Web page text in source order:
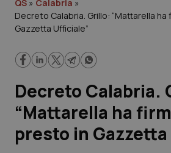
Governo e Parlamento
Regioni e Asl
Lavoro e Professioni
Scienza e Farmaci
Studi e Analisi
QS » Calabria »
Decreto Calabria. Grillo: “Mattarella
Gazzetta Ufficiale”
Decreto Calabria.
“Mattarella ha
presto in